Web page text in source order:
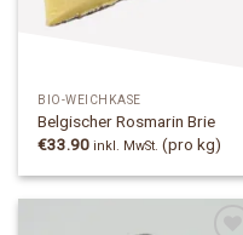
BIO-WEICHKÄSE
Belgischer Rosmarin Brie
€33.90 inkl. MwSt. (pro kg)